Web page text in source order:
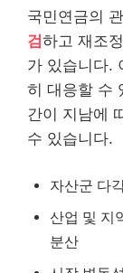
국민연금의
검하고 재조
가 있습니다.
히 대응할 수
간이 지남에
수 있습니다.
자산군 다
산업 및 지
분산